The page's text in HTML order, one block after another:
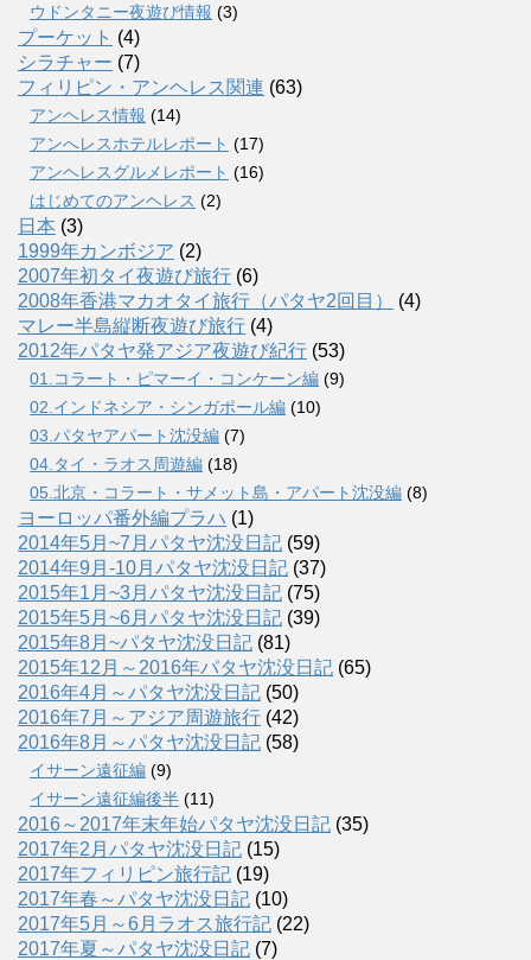
ウドンタニー夜遊び情報 (3)
プーケット (4)
シラチャー (7)
フィリピン・アンヘレス関連 (63)
アンヘレス情報 (14)
アンへレスホテルレポート (17)
アンヘレスグルメレポート (16)
はじめてのアンヘレス (2)
日本 (3)
1999年カンボジア (2)
2007年初タイ夜遊び旅行 (6)
2008年香港マカオタイ旅行（パタヤ2回目）
(4)
マレー半島縦断夜遊び旅行 (4)
2012年パタヤ発アジア夜遊び紀行 (53)
01.コラート・ピマーイ・コンケーン編 (9)
02.インドネシア・シンガポール編 (10)
03.パタヤアパート沈没編 (7)
04.タイ・ラオス周遊編 (18)
05.北京・コラート・サメット島・アパート沈没編 (8)
ヨーロッパ番外編プラハ (1)
2014年5月~7月パタヤ沈没日記 (59)
2014年9月-10月パタヤ沈没日記 (37)
2015年1月~3月パタヤ沈没日記 (75)
2015年5月~6月パタヤ沈没日記 (39)
2015年8月~パタヤ沈没日記 (81)
2015年12月～2016年パタヤ沈没日記 (65)
2016年4月～パタヤ沈没日記 (50)
2016年7月～アジア周遊旅行 (42)
2016年8月～パタヤ沈没日記 (58)
イサーン遠征編 (9)
イサーン遠征編後半 (11)
2016～2017年末年始パタヤ沈没日記 (35)
2017年2月パタヤ沈没日記 (15)
2017年フィリピン旅行記 (19)
2017年春～パタヤ沈没日記 (10)
2017年5月～6月ラオス旅行記 (22)
2017年夏～パタヤ沈没日記 (7)